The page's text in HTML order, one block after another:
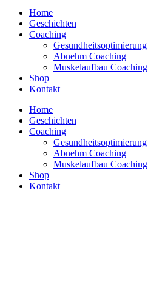
Home
Geschichten
Coaching
Gesundheitsoptimierung
Abnehm Coaching
Muskelaufbau Coaching
Shop
Kontakt
Home
Geschichten
Coaching
Gesundheitsoptimierung
Abnehm Coaching
Muskelaufbau Coaching
Shop
Kontakt